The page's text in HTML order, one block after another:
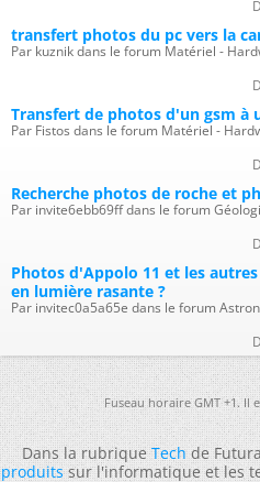
transfert photos du pc vers la
Par kuznik dans le forum Matériel -
Transfert de photos d'un gsm à
Par Fistos dans le forum Matériel -
Recherche photos de roche et
Par invite6ebb69ff dans le forum
Photos d'Appolo 11 et les
en lumière rasante ?
Par invitec0a5a65e dans le forum
Fuseau horaire GMT +1. Il
Dans la rubriqueTechde
produitssur l'informatique et les